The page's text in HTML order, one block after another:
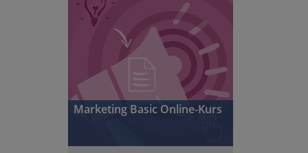
Marketing Basic Online-Kurs